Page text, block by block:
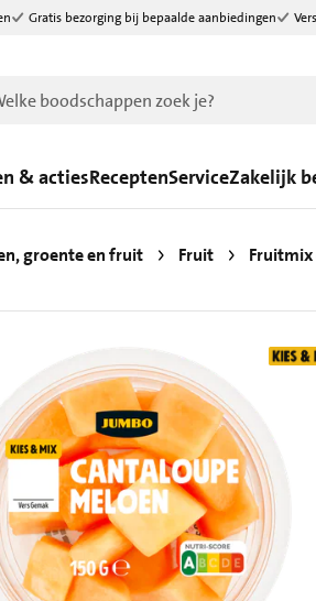
Gratis bezorging bij bepaalde aanbiedingen
& actiesReceptenServiceZakelijk
groente en fruit Fruit